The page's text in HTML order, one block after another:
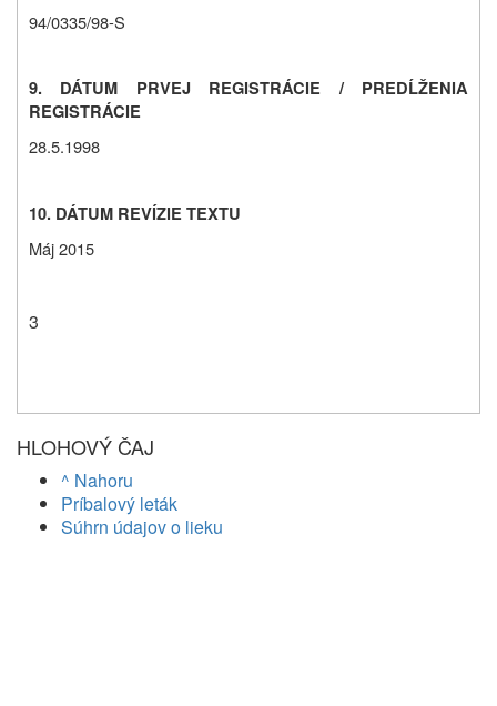
94/0335/98-S
9. DÁTUM PRVEJ REGISTRÁCIE / PREDĹŽENIA
REGISTRÁCIE
28.5.1998
10. DÁTUM REVÍZIE TEXTU
Máj2015
3
HLOHOVÝ ČAJ
^ Nahoru
Príbalový leták
Súhrn údajov o lieku